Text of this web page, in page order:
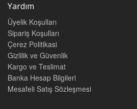
A. Genel Olarak 49
B. İdari Nitelikli Kararları 50
C. Yargısal Nitelikli Kararları 50
D. İlke (Emsal) Kararları 51
IV. DİĞER KURULLAR 52
A. İl Seçim Kurulu 52
1. Kuruluşu ve Yapısı 52
2. Görevleri 53
a. Yargısal Görevleri 53
Yardım
Üyelik Koşulları
Sipariş Koşulları
Çerez Politikasi
Gizlilik ve Güvenlik
Kargo ve Teslimat
Banka Hesap Bilgileri
Mesafeli Satış Sözleşmesi